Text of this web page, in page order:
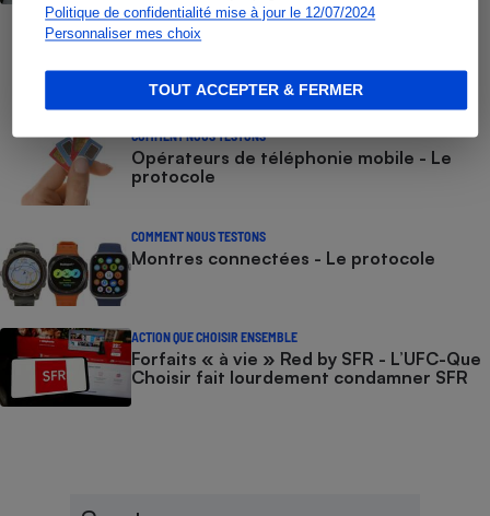
Politique de confidentialité mise à jour le 12/07/2024
Personnaliser mes choix
TOUT ACCEPTER & FERMER
COMMENT NOUS TESTONS
COMMENT NOUS TESTONS
Opérateurs de téléphonie mobile - Le
protocole
COMMENT NOUS TESTONS
Montres connectées - Le protocole
ACTION QUE CHOISIR ENSEMBLE
Forfaits « à vie » Red by SFR - L’UFC-Que
Choisir fait lourdement condamner SFR